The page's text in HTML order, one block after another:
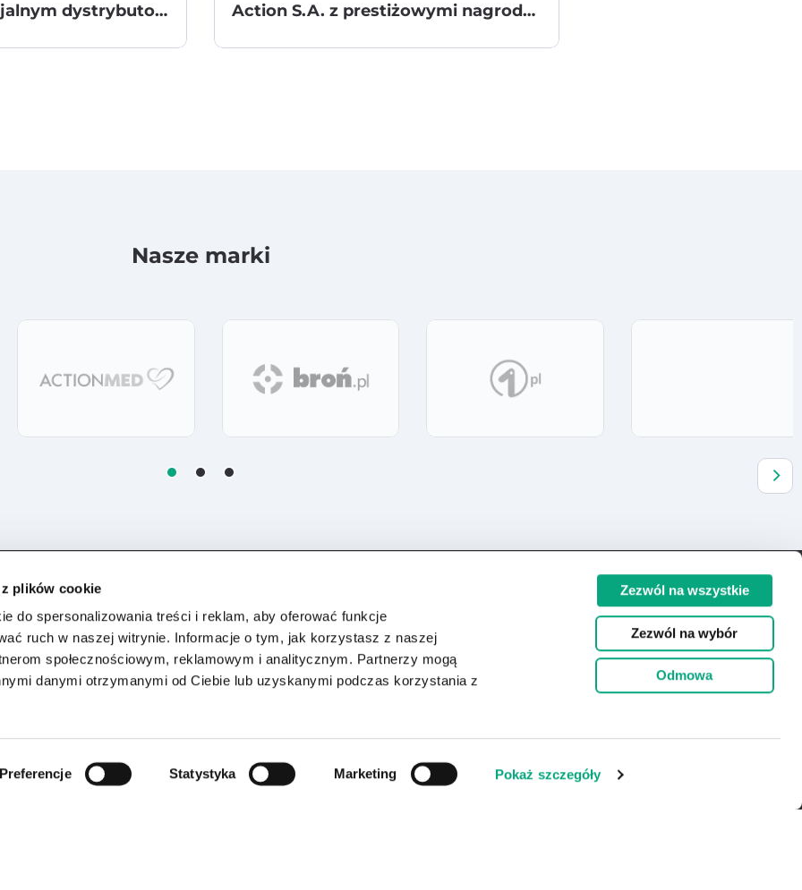
plików cookie
do spersonalizowania treści i reklam, aby oferować funkcje
ruch w naszej witrynie. Informacje o tym, jak korzystasz z naszej
społecznościowym, reklamowym i analitycznym. Partnerzy mogą
danymi otrzymanymi od Ciebie lub uzyskanymi podczas korzystania z
Statystyka Marketing Pokaż szczegóły
Zezwól na wszystkie
Zezwól na wybór
Odmowa
ACTION S.A. oficjalnym dystrybutorem produktów serwerowych ASUS Action S.A. z prestiżowymi nagrodami na Xerox Partner Event 2024 - nowy status dystrybutora: Xerox Volume Reseller GOLD przyznany
Nasze marki
Action zarządza różnymi
S.A. posiada swoje
platformy aukcyjne.
O nas
Strategia
Nasza oferta
Dla Partnerów
Zamienie, ul. Dawidowska 10
05-500 Piaseczno, Polska
action@action.pl